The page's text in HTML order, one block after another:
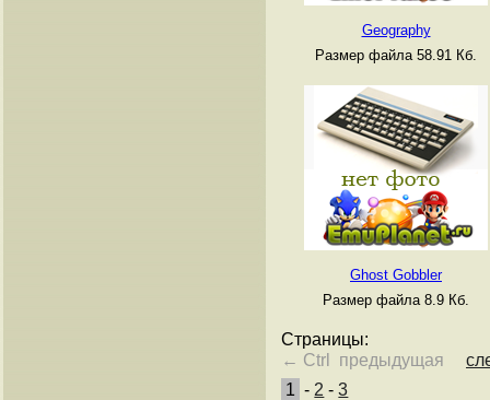
Geography
Размер файла 58.91 Кб.
Ghost Gobbler
Размер файла 8.9 Кб.
Страницы:
← Ctrl предыдущая
1 - 2 -3